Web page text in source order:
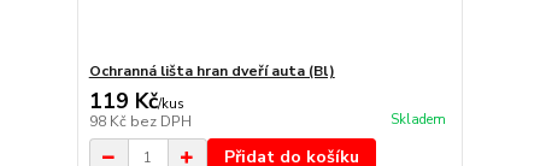
Ochranná lišta hran dveří auta (Bl)
119 Kč/kus
98 Kč bez DPH Skladem
Přidat do košíku